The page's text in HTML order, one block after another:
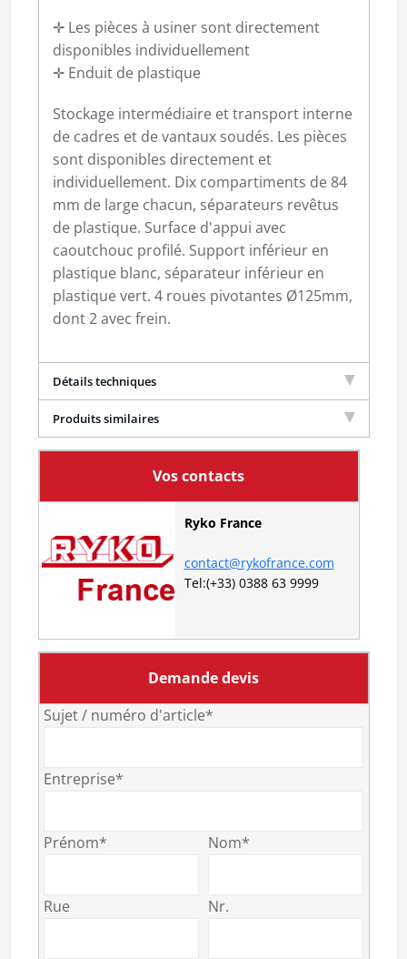
✛ Les pièces à usiner sont directement
disponibles individuellement
✛ Enduit de plastique
Stockage intermédiaire et transport interne
de cadres et de vantaux soudés. Les pièces
sont disponibles directement et
individuellement. Dix compartiments de 84
mm de large chacun, séparateurs revêtus
de plastique. Surface d'appui avec
caoutchouc profilé. Support inférieur en
plastique blanc, séparateur inférieur en
plastique vert. 4 roues pivotantes Ø125mm,
dont 2 avec frein.
Détails techniques
Produits similaires
Vos contacts
Ryko France
contact@rykofrance.com
Tel:(+33) 0388 63 9999
Demande devis
Sujet / numéro d'article*
Entreprise*
Prénom* Nom*
Rue Nr.